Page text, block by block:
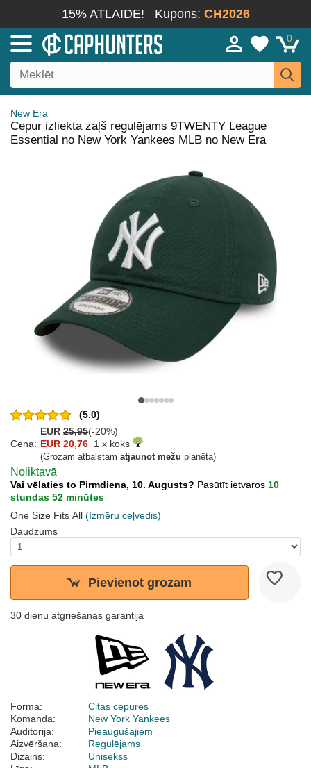
15% ATLAIDE! Kupons: CH2026
0
New Era
Cepur izliekta zaļš regulējams 9TWENTY League
Essential no New York Yankees MLB no New Era
(5.0)
EUR 25,95(-20%)
Cena: EUR 20,76 1 x koks
(Grozam atbalstam atjaunot mežu planēta)
Noliktavā
Vai vēlaties to Pirmdiena, 10. Augusts? Pasūtīt ietvaros 10
stundas 52 minūtes
One Size Fits All (Izmēru ceļvedis)
Daudzums
Pievienot grozam
30 dienu atgriešanas garantija
Forma:
Citas cepures
Komanda:
New York Yankees
Auditorija:
Pieaugušajiem
Aizvēršana:
Regulējams
Dizains:
Unisekss